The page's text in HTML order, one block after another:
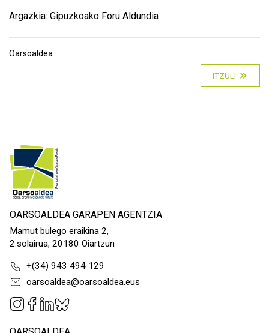
Argazkia: Gipuzkoako Foru Aldundia
Oarsoaldea
ITZULI
OARSOALDEA GARAPEN AGENTZIA
Mamut bulego eraikina 2,
2.solairua, 20180 Oiartzun
+(34) 943 494 129
oarsoaldea@oarsoaldea.eus